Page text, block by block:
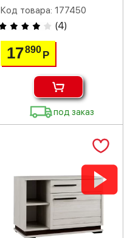
Код товара: 177450
(4)
17890 Р
под заказ